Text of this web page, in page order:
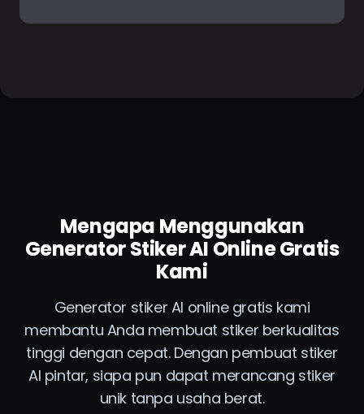
Mengapa Menggunakan
Generator Stiker AI Online Gratis
Kami
Generator stiker AI online gratis kami
membantu Anda membuat stiker berkualitas
tinggi dengan cepat. Dengan pembuat stiker
AI pintar, siapa pun dapat merancang stiker
unik tanpa usaha berat.